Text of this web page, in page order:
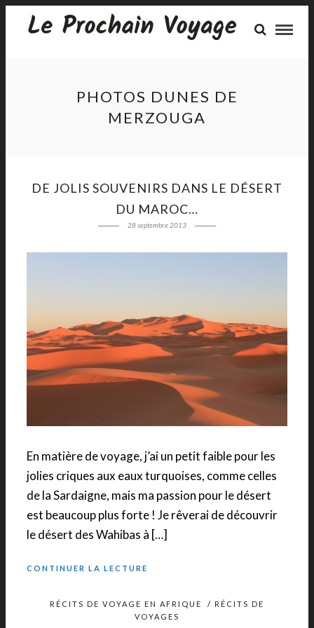
PHOTOS DUNES DE
MERZOUGA
DE JOLIS SOUVENIRS DANS LE DÉSERT
DU MAROC…
28 septembre 2013
En matière de voyage, j’ai un petit faible pour les
jolies criques aux eaux turquoises, comme celles
de la Sardaigne, mais ma passion pour le désert
est beaucoup plus forte ! Je rêverai de découvrir
le désert des Wahibas à […]
CONTINUER LA LECTURE
RÉCITS DE VOYAGE EN AFRIQUE / RÉCITS DE
VOYAGES